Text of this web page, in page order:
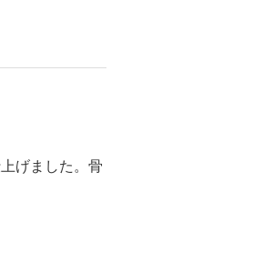
げました。骨